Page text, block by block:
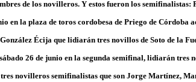
de los novilleros. Y estos fueron los semifinalistas:
en la plaza de toros cordobesa de Priego de Córdoba
Écija que lidiarán tres novillos de Soto de la
26 de junio en la segunda semifinal, lidiarán tres
novilleros semifinalistas que son Jorge Martínez,